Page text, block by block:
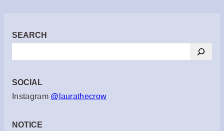
SEARCH
색
SOCIAL
Instagram @laurathecrow
NOTICE